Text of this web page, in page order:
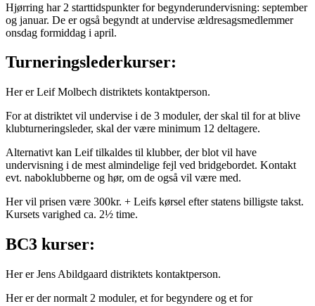
Hjørring har 2 starttidspunkter for begynderundervisning: september
og januar. De er også begyndt at undervise ældresagsmedlemmer
onsdag formiddag i april.
Turneringslederkurser:
Her er Leif Molbech distriktets kontaktperson.
For at distriktet vil undervise i de 3 moduler, der skal til for at blive
klubturneringsleder, skal der være minimum 12 deltagere.
Alternativt kan Leif tilkaldes til klubber, der blot vil have
undervisning i de mest almindelige fejl ved bridgebordet. Kontakt
evt. naboklubberne og hør, om de også vil være med.
Her vil prisen være 300kr. + Leifs kørsel efter statens billigste takst.
Kursets varighed ca. 2½ time.
BC3 kurser:
Her er Jens Abildgaard distriktets kontaktperson.
Her er der normalt 2 moduler, et for begyndere og et for